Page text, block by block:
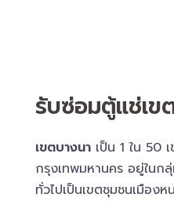
รับซ่อมตู้แช่เข
เขตบางนา เป็น 1 ใน 50
กรุงเทพมหานคร อยู่ในก
ทั่วไปเป็นเขตชุมชนเมือง